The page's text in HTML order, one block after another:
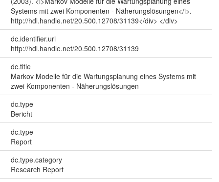
Systems mit zwei Komponenten - Näherungslösungen</i>.
http://hdl.handle.net/20.500.12708/31139</div> </div>
dc.identifier.uri
http://hdl.handle.net/20.500.12708/31139
dc.title
Markov Modelle für die Wartungsplanung eines Systems mit
zwei Komponenten - Näherungslösungen
dc.type
Bericht
dc.type
Report
dc.type.category
Research Report